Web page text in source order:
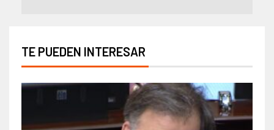
TE PUEDEN INTERESAR